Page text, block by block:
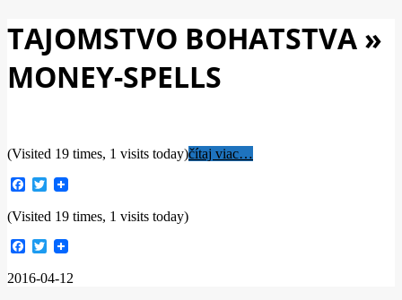
TAJOMSTVO BOHATSTVA »
MONEY-SPELLS
(Visited 19 times, 1 visits today)čítaj viac…
Facebook
Twitter
(Visited 19 times, 1 visits today)
Facebook
Twitter
2016-04-12